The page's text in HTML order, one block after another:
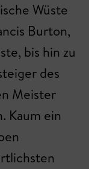
Wüste
Burton,
bis hin zu
des
Meister
Kaum ein